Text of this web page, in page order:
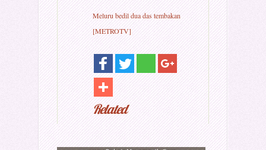
Meluru bedil dua das tembakan
[METROTV]
Related